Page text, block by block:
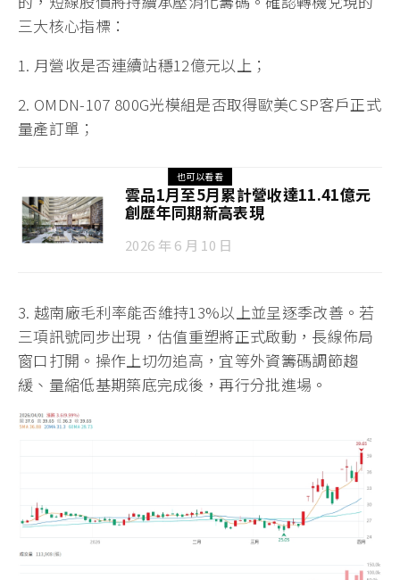
三大核心指標：
1. 月營收是否連續站穩12億元以上；
2. OMDN-107 800G光模組是否取得歐美CSP客戶正式
量產訂單；
也可以看看
雲品1月至5月累計營收達11.41億元
創歷年同期新高表現
2026 年 6 月 10 日
3. 越南廠毛利率能否維持13%以上並呈逐季改善。若
三項訊號同步出現，估值重塑將正式啟動，長線佈局
窗口打開。操作上切勿追高，宜等外資籌碼調節趨
緩、量縮低基期築底完成後，再行分批進場。